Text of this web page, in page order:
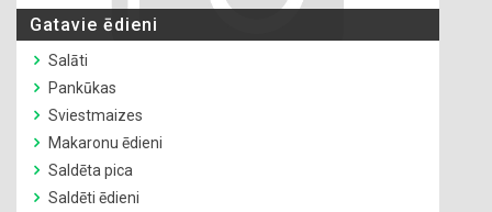
Gatavie ēdieni
Salāti
Pankūkas
Sviestmaizes
Makaronu ēdieni
Saldēta pica
Saldēti ēdieni